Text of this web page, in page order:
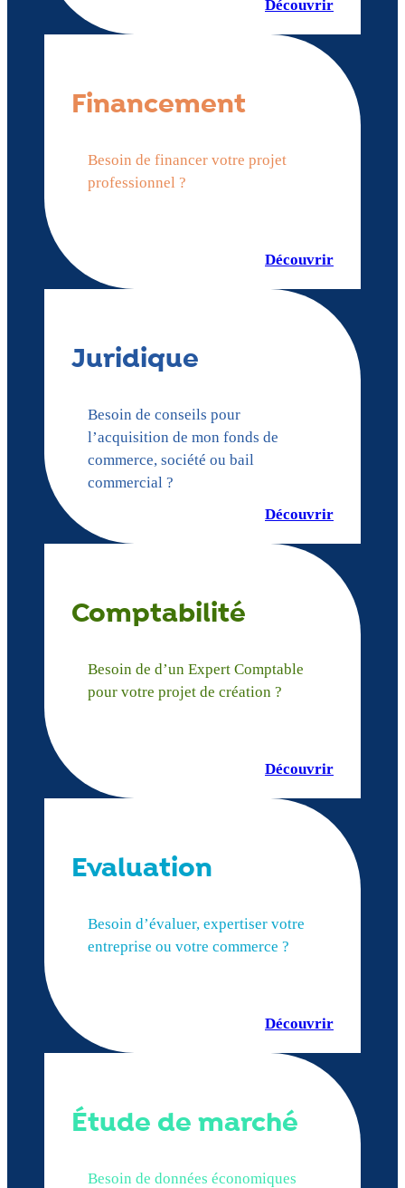
Découvrir
Financement
Besoin de financer votre projet
professionnel ?
Découvrir
Juridique
Besoin de conseils pour
l’acquisition de mon fonds de
commerce, société ou bail
commercial ?
Découvrir
Comptabilité
Besoin de d’un Expert Comptable
pour votre projet de création ?
Découvrir
Evaluation
Besoin d’évaluer, expertiser votre
entreprise ou votre commerce ?
Découvrir
Étude de marché
Besoin de données économiques